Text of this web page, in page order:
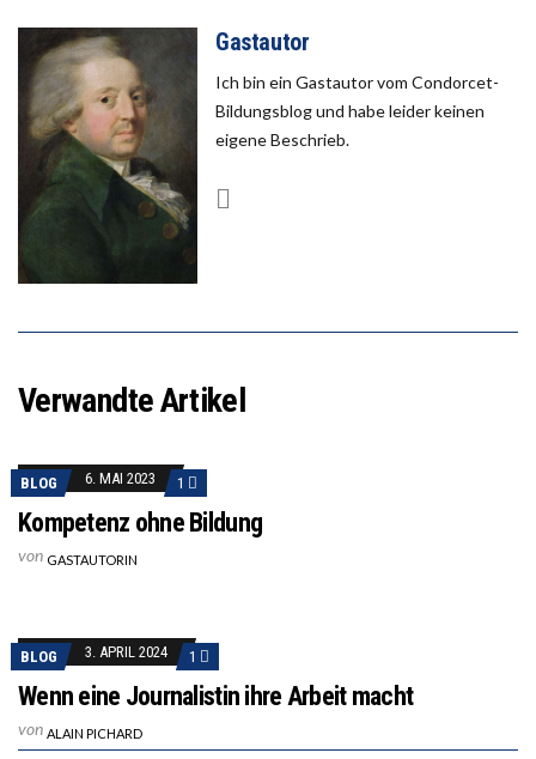
Gastautor
Ich bin ein Gastautor vom Condorcet-
Bildungsblog und habe leider keinen
eigene Beschrieb.
Verwandte Artikel
BLOG 6. MAI 2023 1
Kompetenz ohne Bildung
von GASTAUTORIN
BLOG 3. APRIL 2024 1
Wenn eine Journalistin ihre Arbeit macht
von ALAIN PICHARD